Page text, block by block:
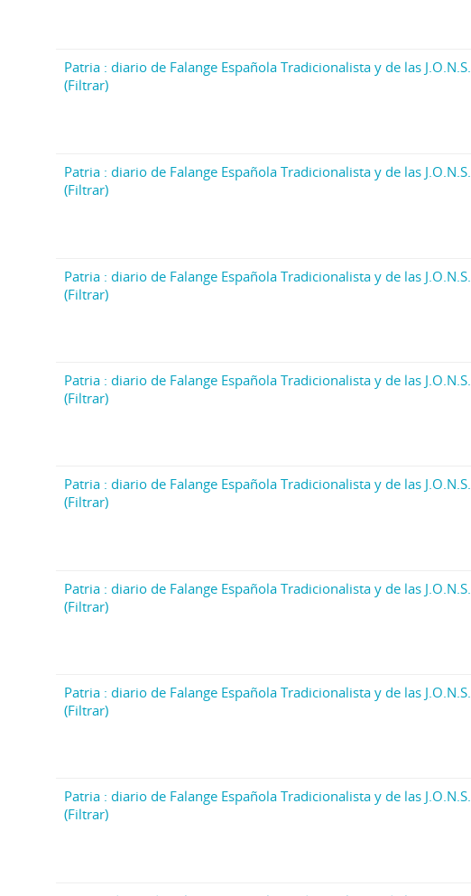
Patria : diario de Falange Española Tradicionalista y de las J.O.N.S.
(Filtrar)
Patria : diario de Falange Española Tradicionalista y de las J.O.N.S.
(Filtrar)
Patria : diario de Falange Española Tradicionalista y de las J.O.N.S.
(Filtrar)
Patria : diario de Falange Española Tradicionalista y de las J.O.N.S.
(Filtrar)
Patria : diario de Falange Española Tradicionalista y de las J.O.N.S.
(Filtrar)
Patria : diario de Falange Española Tradicionalista y de las J.O.N.S.
(Filtrar)
Patria : diario de Falange Española Tradicionalista y de las J.O.N.S.
(Filtrar)
Patria : diario de Falange Española Tradicionalista y de las J.O.N.S.
(Filtrar)